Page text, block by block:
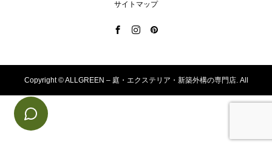
サイトマップ
Copyright ©ALLGREEN – 庭・エクステリア・新築外構の専門店. All